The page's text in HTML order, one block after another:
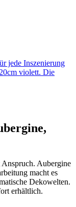
jede Inszenierung
violett. Die
Aubergine
macht es
Dekowelten.
erhältlich.